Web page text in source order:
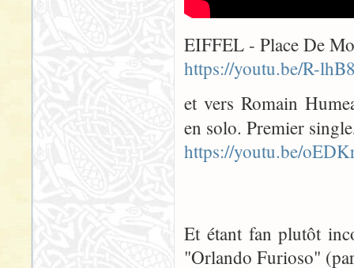
EIFFEL - Place De
https://youtu.be/R-
et vers Romain
en solo. Premier
https://youtu.be/
Et étant fan plutôt
"Orlando Furioso"